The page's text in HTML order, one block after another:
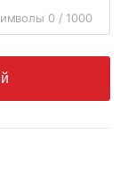
0 / 1000